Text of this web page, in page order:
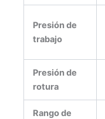
Presión de
trabajo
Presión de
rotura
Rango de